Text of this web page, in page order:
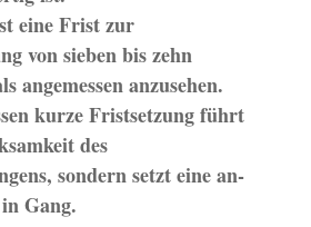
eine Frist zur
von sieben bis zehn
angemessen anzusehen.
kurze Fristsetzung führt
des
sondern setzt eine an-
Gang.